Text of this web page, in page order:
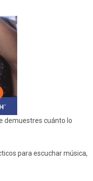
demuestres cuánto lo
para escuchar música,